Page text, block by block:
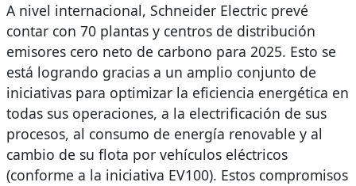
A nivel internacional, Schneider Electric prevé
contar con 70 plantas y centros de distribución
emisores cero neto de carbono para 2025. Esto se
está logrando gracias a un amplio conjunto de
iniciativas para optimizar la eficiencia energética en
todas sus operaciones, a la electrificación de sus
procesos, al consumo de energía renovable y al
cambio de su flota por vehículos eléctricos
(conforme a la iniciativa EV100). Estos compromisos